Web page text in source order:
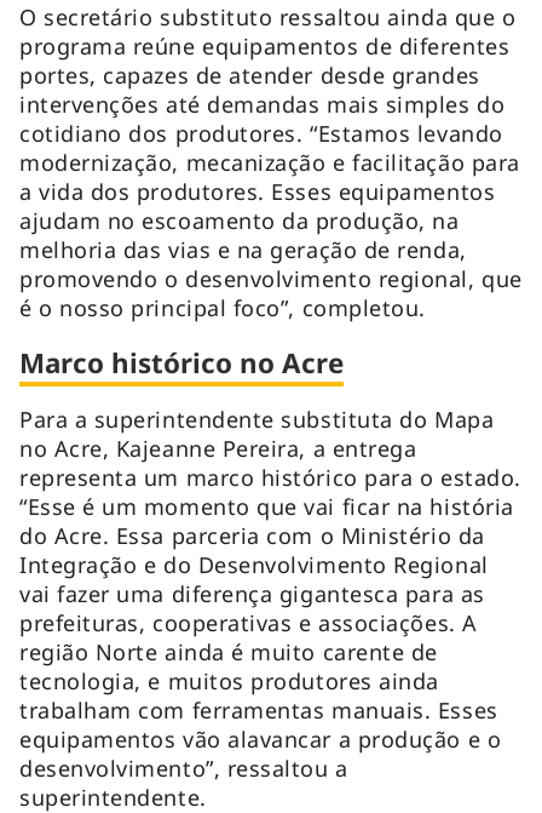
O secretário substituto ressaltou ainda que o
programa reúne equipamentos de diferentes
portes, capazes de atender desde grandes
intervenções até demandas mais simples do
cotidiano dos produtores. “Estamos levando
modernização, mecanização e facilitação para
a vida dos produtores. Esses equipamentos
ajudam no escoamento da produção, na
melhoria das vias e na geração de renda,
promovendo o desenvolvimento regional, que
é o nosso principal foco”, completou.
Marco histórico no Acre
Para a superintendente substituta do Mapa
no Acre, Kajeanne Pereira, a entrega
representa um marco histórico para o estado.
“Esse é um momento que vai ficar na história
do Acre. Essa parceria com o Ministério da
Integração e do Desenvolvimento Regional
vai fazer uma diferença gigantesca para as
prefeituras, cooperativas e associações. A
região Norte ainda é muito carente de
tecnologia, e muitos produtores ainda
trabalham com ferramentas manuais. Esses
equipamentos vão alavancar a produção e o
desenvolvimento”, ressaltou a
superintendente.